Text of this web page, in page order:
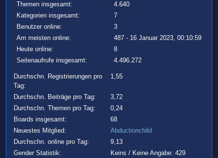
Themen insgesamt:
4.640
Kategorien insgesamt:
7
Benutzer online:
3
Am meisten online:
487 - 16 Januar 2023, 00:10:59
Heute online:
8
Seitenaufrufe insgesamt:
4.496.272
Durchschn. Registrierungen pro
Tag:
1,55
Durchschn. Beiträge pro Tag:
3,72
Durchschn. Themen pro Tag:
0,24
Boards insgesamt:
68
Neuestes Mitglied:
Abductionchild
Durchschn. online pro Tag:
9,13
Gender Statistik:
Keins / Keine Angabe: 429